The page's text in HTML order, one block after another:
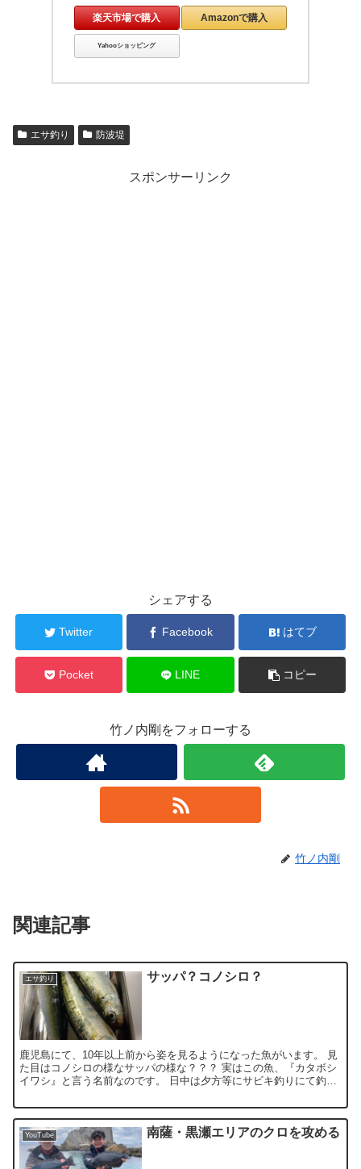
楽天市場で購入 Amazonで購入
Yahooショッピング
エサ釣り 防波堤
スポンサーリンク
シェアする
Twitter Facebook はてブ
Pocket LINE コピー
竹ノ内剛をフォローする
竹ノ内剛
関連記事
エサ釣り サッパ？コノシロ？
鹿児島にて、10年以上前から姿を見るようになった魚がいます。 見
た目はコノシロの様なサッパの様な？？？ 実はこの魚、『カタボシ
イワシ』と言う名前なのです。 日中は夕方等にサビキ釣りにて釣れ
YouTube 南薩・黒瀬エリアのクロを攻める